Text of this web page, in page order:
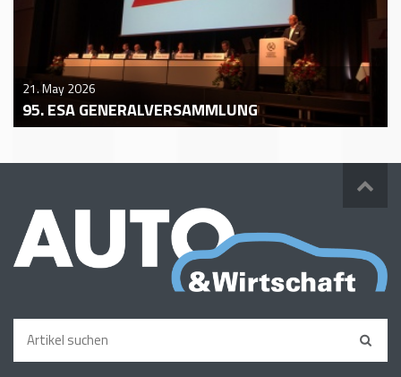
21. May 2026
95. ESA GENERALVERSAMMLUNG